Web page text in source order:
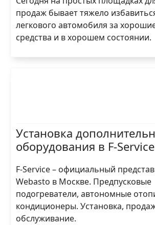
продаж бывает тяжело
легкового автомобиля за
средства и в хорошем состоянии.
Установка
оборудования в F-Service
F-Service – официальный
Webasto в Москве. Предпусковые
подогреватели, автономные
кондиционеры. Установка,
обслуживание.